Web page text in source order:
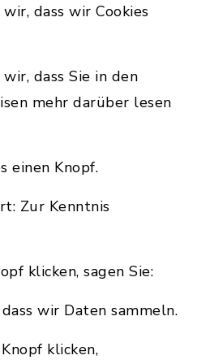
dass wir Cookies
dass Sie in den
mehr darüber lesen
einen Knopf.
Zur Kenntnis
klicken, sagen Sie:
wir Daten sammeln.
klicken,